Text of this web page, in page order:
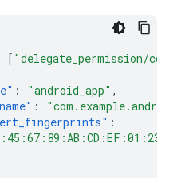
[ "delegate_permission/
: "android_app" ,
: "com.example.android"
: